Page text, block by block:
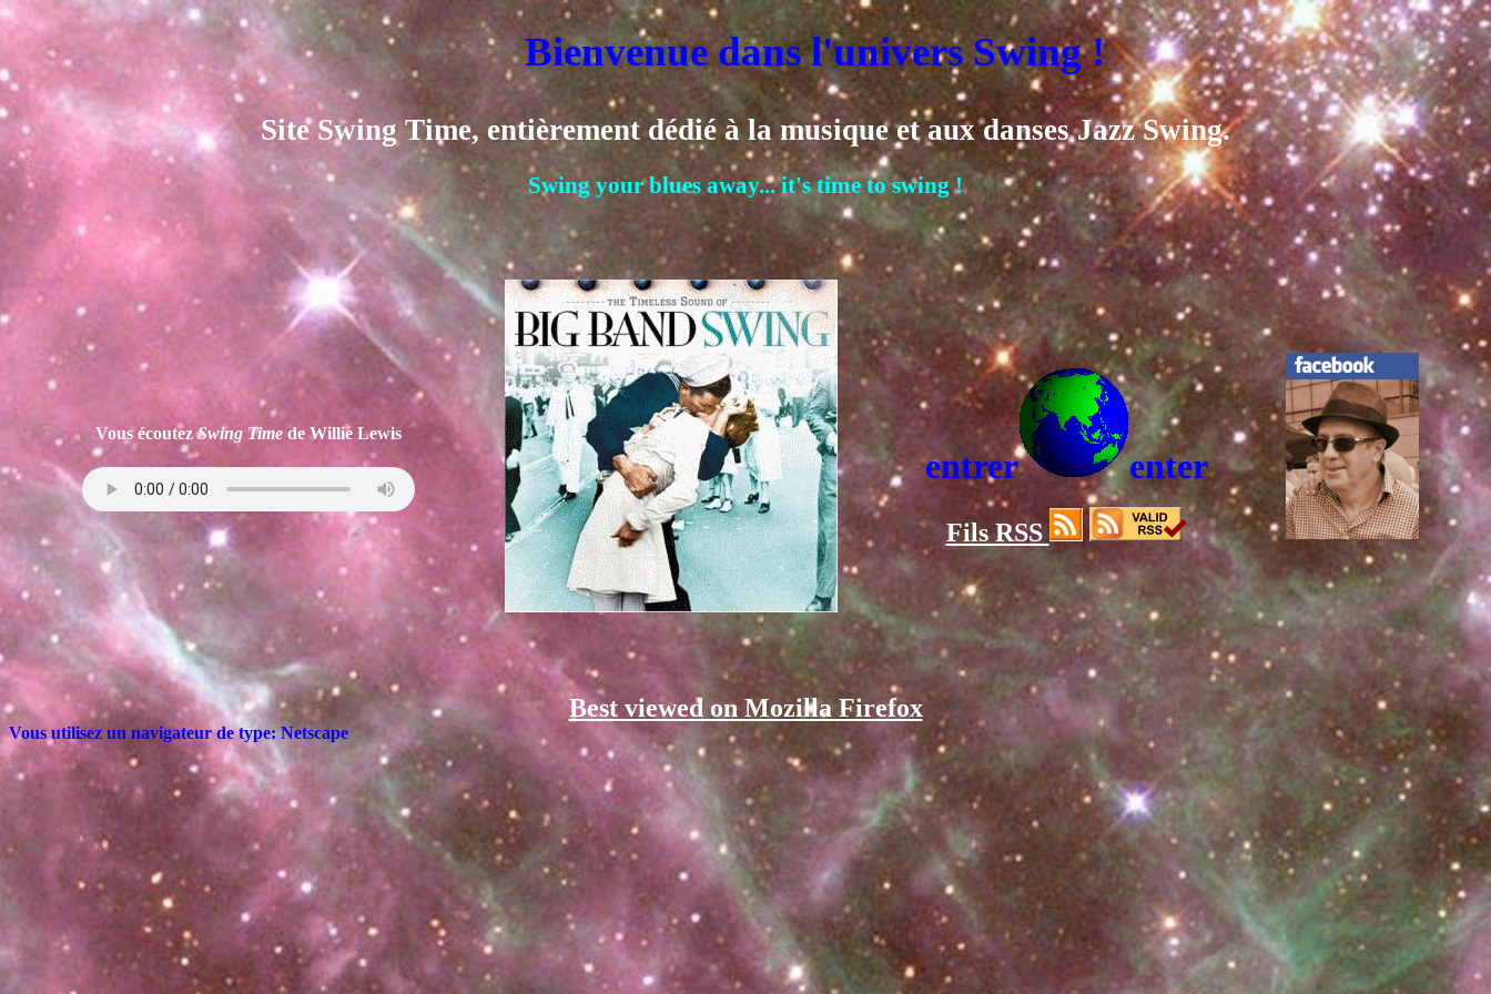
Bienvenue dans l'univers Swing !
Site Swing Time, entièrement dédié à la musique et aux danses Jazz Swing.
Swing your blues away... it's time to swing !
Vous écoutezSwing Timede Willie Lewis
entrer enter
Fils RSS
Dany Boy
Best viewed on Mozilla Firefox
Vous utilisez un navigateur de type:Netscape